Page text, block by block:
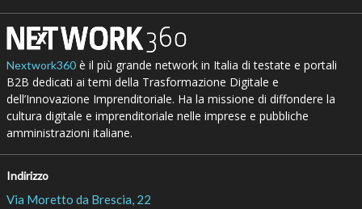
Nextwork360è il più grande network in Italia di testate e portali
B2B dedicati ai temi della Trasformazione Digitale e
dell’Innovazione Imprenditoriale. Ha la missione di diffondere la
cultura digitale e imprenditoriale nelle imprese e pubbliche
amministrazioni italiane.
Indirizzo
Via Moretto da Brescia, 22